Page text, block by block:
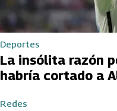
Deportes
La insólita razón
habría cortado a
Redes